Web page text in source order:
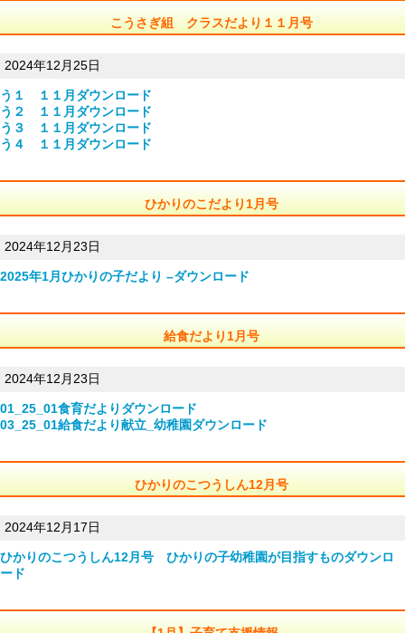
こうさぎ組 クラスだより１１月号
2024年12月25日
う１ １１月 ダウンロード
う２ １１月 ダウンロード
う３ １１月 ダウンロード
う４ １１月 ダウンロード
ひかりのこだより1月号
2024年12月23日
2025年1月ひかりの子だより –ダウンロード
給食だより1月号
2024年12月23日
01_25_01食育だより ダウンロード
03_25_01給食だより献立_幼稚園ダウンロード
ひかりのこつうしん12月号
2024年12月17日
ひかりのこつうしん12月号 ひかりの子幼稚園が目指すものダウンロ
ード